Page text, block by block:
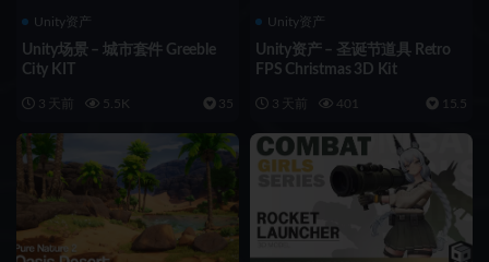
Unity资产
Unity场景 – 城市套件 Greeble
City KIT
3 天前 5.5K 35
Unity资产
Unity资产 – 圣诞节道具 Retro
FPS Christmas 3D Kit
3 天前 401 15.5